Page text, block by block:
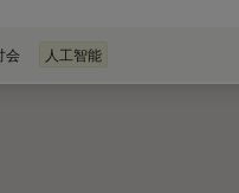
会 人工智能